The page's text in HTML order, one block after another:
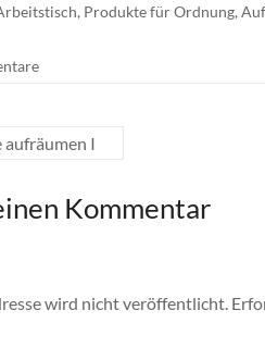
, Produkte für Ordnung,
aufräumen I
Kommentar
wird nicht veröffentlicht.